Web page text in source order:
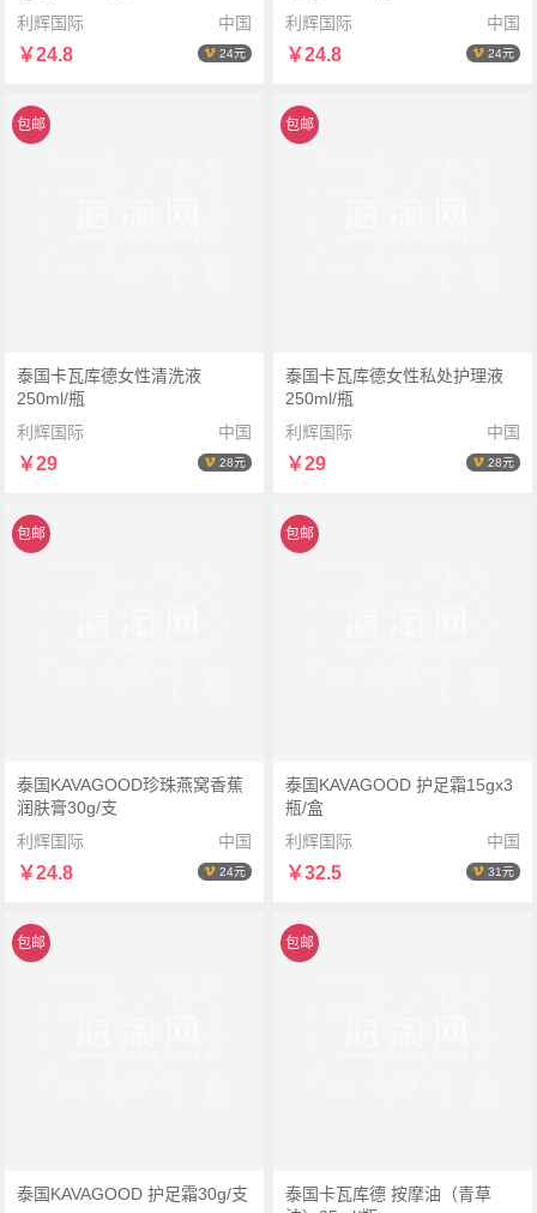
利辉国际
中国
￥24.8 24元
利辉国际
中国
￥24.8 24元
包邮
泰国卡瓦库德女性清洗液
250ml/瓶
利辉国际
中国
￥29 28元
包邮
泰国卡瓦库德女性私处护理液
250ml/瓶
利辉国际
中国
￥29 28元
包邮
泰国KAVAGOOD珍珠燕窝香蕉
润肤膏30g/支
利辉国际
中国
￥24.8 24元
包邮
泰国KAVAGOOD 护足霜15gx3
瓶/盒
利辉国际
中国
￥32.5 31元
包邮
泰国KAVAGOOD 护足霜30g/支
包邮
泰国卡瓦库德 按摩油（青草